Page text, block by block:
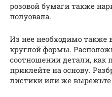
розовой бумаги также
полуовала.
Из нее необходимо
круглой формы.
соотношении детали, как
приклейте на основу.
листики или же